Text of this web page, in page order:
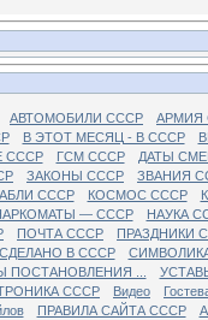
АВТОМОБИЛИ СССР
АРМИЯ
В ЭТОТ МЕСЯЦ - В СССР
СССР ГСМ СССР
ДАТЫ
ЗАКОНЫ СССР
ЗВАНИЯ
СССР КОСМОС СССР
— СССР
НАУКА
ПОЧТА СССР
ПРАЗДНИКИ
СДЕЛАНО В СССР
ПОСТАНОВЛЕНИЯ ...
СССР Видео
ПРАВИЛА САЙТА СССР